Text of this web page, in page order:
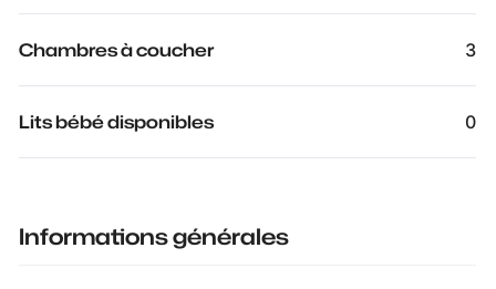
Chambres à coucher 3
Lits bébé disponibles 0
Informations générales